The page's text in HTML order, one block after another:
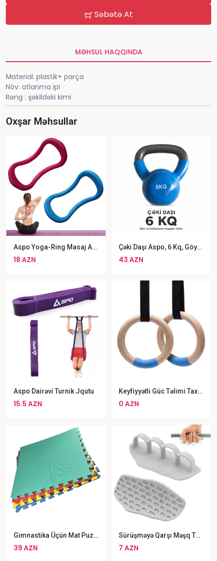
Səbətə At
MƏHSUL HAQQINDA
Material: plastik+ parça
Növ: atlanma ipi
Rəng : şəkildəki kimi
Oxşar Məhsullar
Aspo Yoga-Ring Masaj Aləti
18 AZN
Çəki Daşı Aspo, 6 Kq, Göy/qara Gira
43 AZN
Aspo Dairəvi Turnik Jqutu
15.5 AZN
Keyfiyyətli Güc Təlimi Taxta Gimnastika Halqaları
0 AZN
Gimnastika Üçün Mat Puzzle Kvadrat Formalı Rengli Döşəmə Matı
39 AZN
Sürüşməyə Qarşı Məşq Tutacaqları
7 AZN